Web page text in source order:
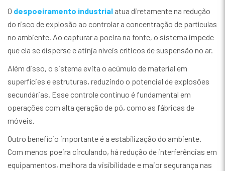
O despoeiramento industrial atua diretamente na redução
do risco de explosão ao controlar a concentração de partículas
no ambiente. Ao capturar a poeira na fonte, o sistema impede
que ela se disperse e atinja níveis críticos de suspensão no ar.
Além disso, o sistema evita o acúmulo de material em
superfícies e estruturas, reduzindo o potencial de explosões
secundárias. Esse controle contínuo é fundamental em
operações com alta geração de pó, como as fábricas de
móveis.
Outro benefício importante é a estabilização do ambiente.
Com menos poeira circulando, há redução de interferências em
equipamentos, melhora da visibilidade e maior segurança nas